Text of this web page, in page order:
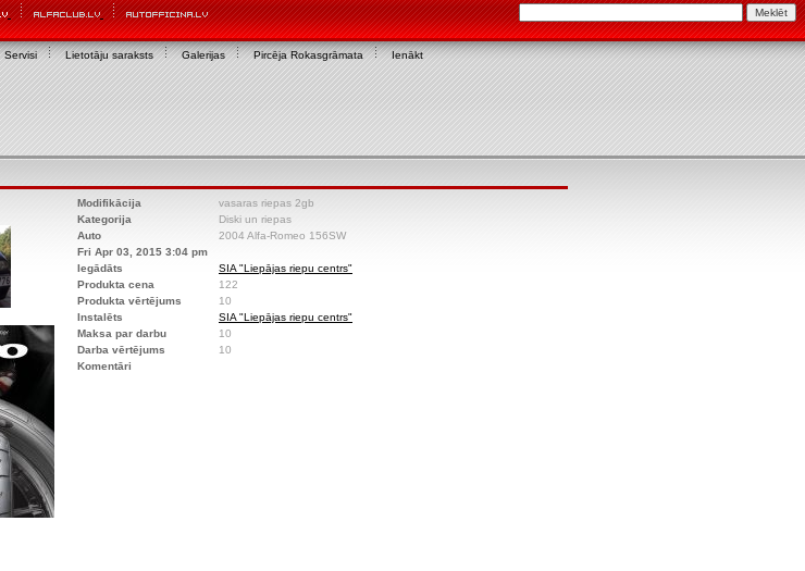
Servisi Lietotāju saraksts Galerijas Pircēja Rokasgrāmata Ienākt
Modifikācija
vasaras riepas 2gb
Kategorija
Diski un riepas
Auto
2004 Alfa-Romeo 156SW
Fri Apr 03, 2015 3:04 pm
Iegādāts
SIA "Liepājas riepu centrs"
Produkta cena
122
Produkta vērtējums
10
Instalēts
SIA "Liepājas riepu centrs"
Maksa par darbu
10
Darba vērtējums
10
Komentāri